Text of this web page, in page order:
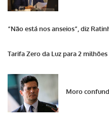
“Não está nos anseios”, diz
Tarifa Zero da Luz para 2
Moro